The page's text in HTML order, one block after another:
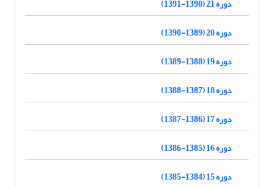
دوره 21 (1390-1391)
دوره 20 (1389-1390)
دوره 19 (1388-1389)
دوره 18 (1387-1388)
دوره 17 (1386-1387)
دوره 16 (1385-1386)
دوره 15 (1384-1385)